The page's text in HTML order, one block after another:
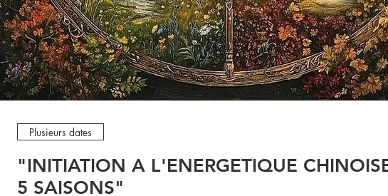
Plusieurs dates
"INITIATION A L'ENERGETIQUE
5 SAISONS"